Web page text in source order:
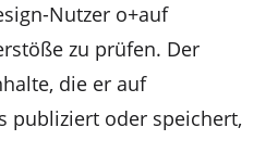
Nutzer o+auf
zu prüfen. Der
die er auf
publiziert oder speichert,